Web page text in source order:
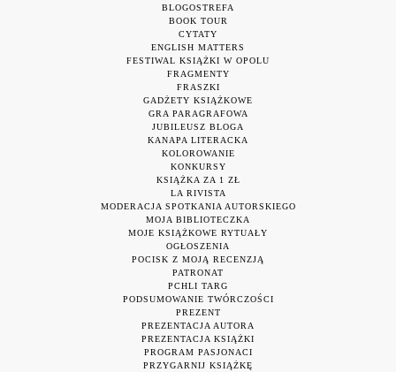
BLOGOSTREFA
BOOK TOUR
CYTATY
ENGLISH MATTERS
FESTIWAL KSIĄŻKI W OPOLU
FRAGMENTY
FRASZKI
GADŻETY KSIĄŻKOWE
GRA PARAGRAFOWA
JUBILEUSZ BLOGA
KANAPA LITERACKA
KOLOROWANIE
KONKURSY
KSIĄŻKA ZA 1 ZŁ
LA RIVISTA
MODERACJA SPOTKANIA AUTORSKIEGO
MOJA BIBLIOTECZKA
MOJE KSIĄŻKOWE RYTUAŁY
OGŁOSZENIA
POCISK Z MOJĄ RECENZJĄ
PATRONAT
PCHLI TARG
PODSUMOWANIE TWÓRCZOŚCI
PREZENT
PREZENTACJA AUTORA
PREZENTACJA KSIĄŻKI
PROGRAM PASJONACI
PRZYGARNIJ KSIĄŻKĘ